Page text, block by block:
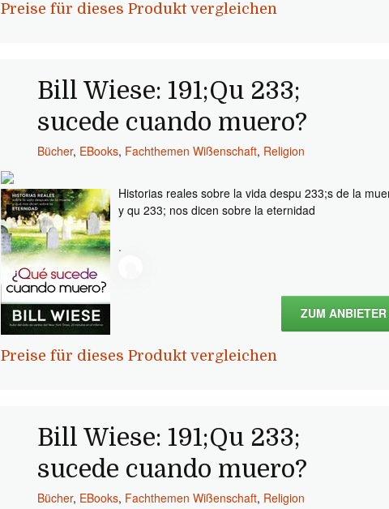
Preise für dieses Produkt vergleichen
Bill Wiese: 191;Qu 233;
sucede cuando muero?
Bücher, EBooks, Fachthemen Wißenschaft, Religion
Historias reales sobre la vida despu 233;s de la
y qu 233; nos dicen sobre la eternidad
.
ZUM ANBIETER
Preise für dieses Produkt vergleichen
Bill Wiese: 191;Qu 233;
sucede cuando muero?
Bücher, EBooks, Fachthemen Wißenschaft, Religion